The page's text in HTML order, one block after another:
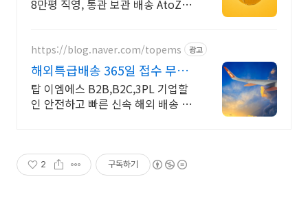
8만평 직영, 통관 보관 배송 AtoZ 원
세요.
https://blog.naver.com/topems 광고
해외특급배송 365일 접수 무료
픽업 가능! 정기발송할인
탑 이엠에스 B2B,B2C,3PL 기업할
인 안전하고 빠른 신속 해외 배송 대
2 구독하기